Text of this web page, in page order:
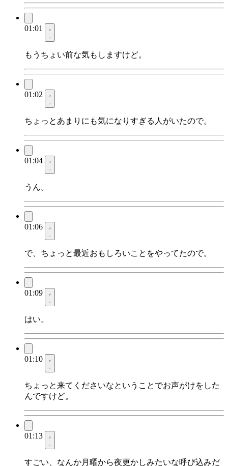
01:01
もうちょい前な気もしますけど。
01:02
ちょっとあまりにも気になりすぎる人がいたので。
01:04
うん。
01:06
で、ちょっと最近おもしろいことをやってたので。
01:09
はい。
01:10
ちょっと来てくださいなということでお声がけをした
んですけど。
01:13
すごい、なんか月曜から夜更かしみたいな呼び込みだ